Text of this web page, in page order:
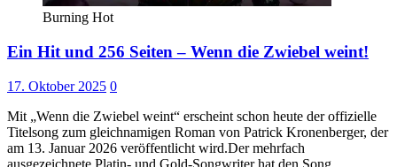
Burning Hot
Ein Hit und 256 Seiten – Wenn die Zwiebel weint!
17. Oktober 2025 0
Mit „Wenn die Zwiebel weint“ erscheint schon heute der offizielle
Titelsong zum gleichnamigen Roman von Patrick Kronenberger, der
am 13. Januar 2026 veröffentlicht wird.Der mehrfach
ausgezeichnete Platin- und Gold-Songwriter hat den Song